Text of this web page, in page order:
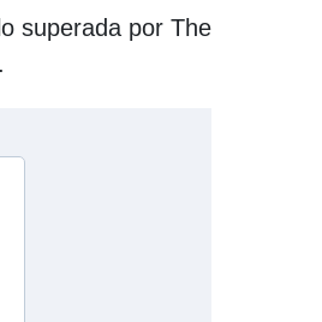
superada por The